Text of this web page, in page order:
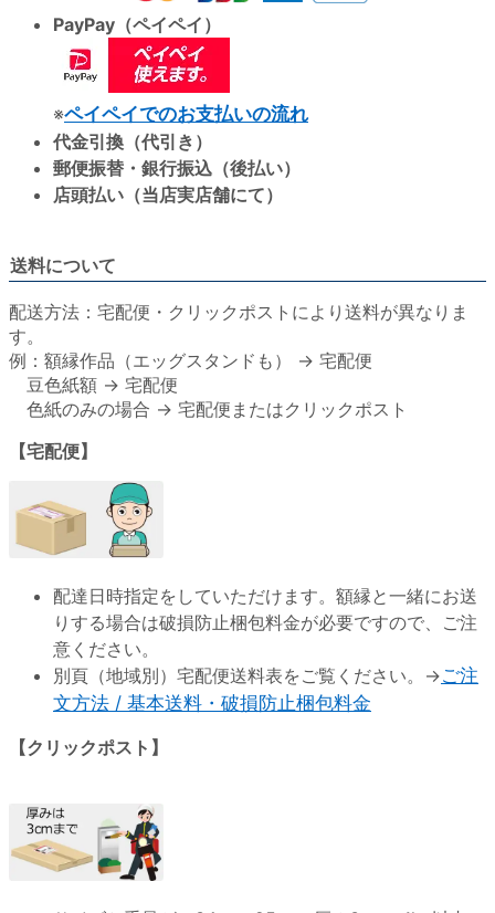
PayPay（ペイペイ）
※ペイペイでのお支払いの流れ
代金引換（代引き）
郵便振替・銀行振込（後払い）
店頭払い（当店実店舗にて）
送料について
配送方法：宅配便・クリックポストにより送料が異なりま
す。
例：額縁作品（エッグスタンドも） → 宅配便
豆色紙額 → 宅配便
色紙のみの場合 → 宅配便またはクリックポスト
【宅配便】
配達日時指定をしていただけます。額縁と一緒にお送
りする場合は破損防止梱包料金が必要ですので、ご注
意ください。
別頁（地域別）宅配便送料表をご覧ください。→ご注
文方法 / 基本送料・破損防止梱包料金
【クリックポスト】